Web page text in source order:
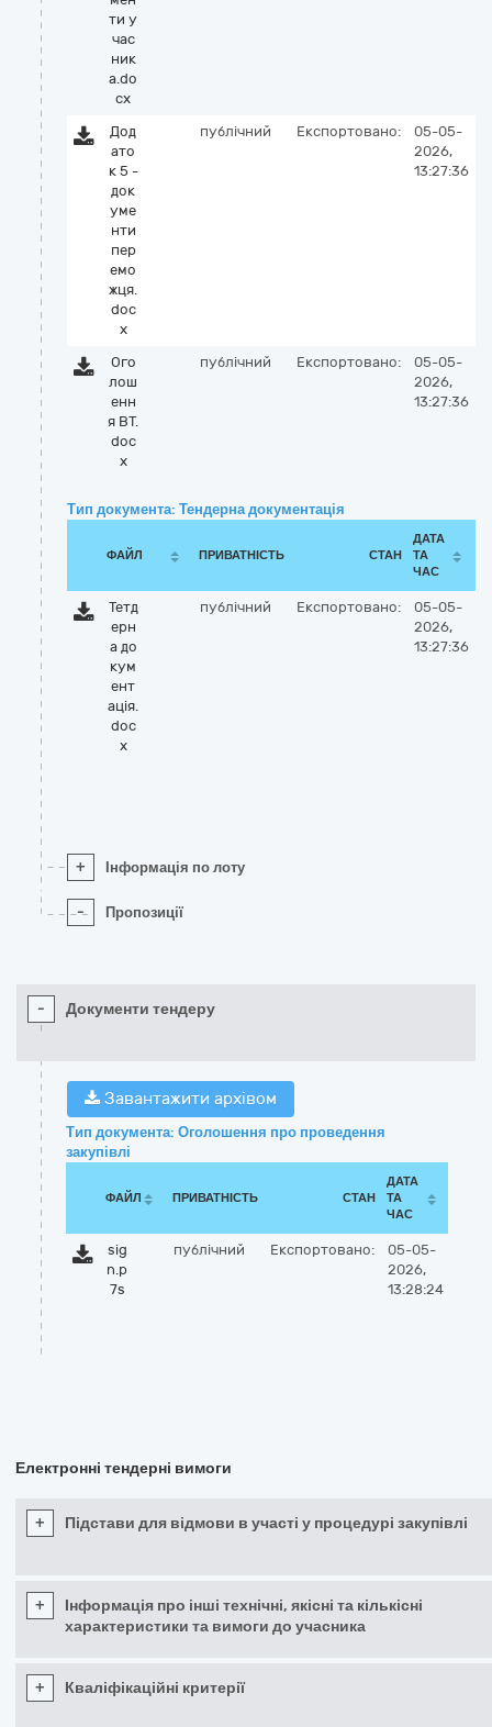
ти у
час
ник
а.do
cx
Дод
ато
к 5 -
док
уме
нти
пер
емо
жця.
doc
x
публічний Експортовано:
05-05-
2026,
13:27:36
Ого
лош
енн
я ВТ.
doc
x
публічний Експортовано:
05-05-
2026,
13:27:36
Тип документа: Тендерна документація
ФАЙЛ ПРИВАТНІСТЬ СТАН
ДАТА
ТА
ЧАС
Тетд
ерн
а до
кум
ент
ація.
doc
x
публічний Експортовано:
05-05-
2026,
13:27:36
+ Інформація по лоту
- Пропозиції
- Документи тендеру
Завантажити архівом
Тип документа: Оголошення про проведення
закупівлі
ФАЙЛ ПРИВАТНІСТЬ СТАН
ДАТА
ТА
ЧАС
sig
n.p
7s
публічний Експортовано:
05-05-
2026,
13:28:24
Електронні тендерні вимоги
+ Підстави для відмови в участі у процедурі закупівлі
+
Інформація про інші технічні, якісні та кількісні
характеристики та вимоги до учасника
+ Кваліфікаційні критерії